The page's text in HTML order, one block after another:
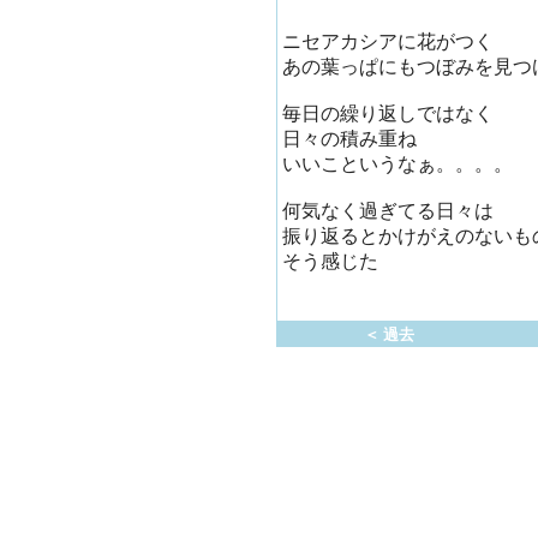
ニセアカシアに花がつく
あの葉っぱにもつぼみを見つ
毎日の繰り返しではなく
日々の積み重ね
いいこというなぁ。。。。
何気なく過ぎてる日々は
振り返るとかけがえのないも
そう感じた
＜ 過去